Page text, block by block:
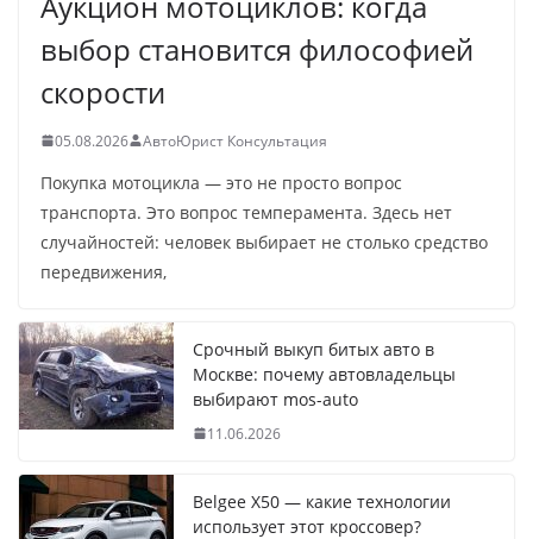
выбор становится философией
скорости
05.08.2026 АвтоЮрист Консультация
Покупка мотоцикла — это не просто вопрос
транспорта. Это вопрос темперамента. Здесь нет
случайностей: человек выбирает не столько средство
передвижения,
Срочный выкуп битых авто в
Москве: почему автовладельцы
выбирают mos-auto
11.06.2026
Belgee X50 — какие технологии
использует этот кроссовер?